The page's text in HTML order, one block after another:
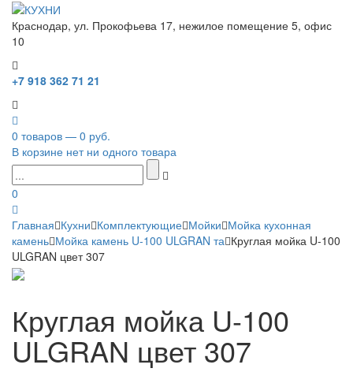
Краснодар, ул. Прокофьева 17, нежилое помещение 5, офис
10
+7 918 362 71 21
0 товаров — 0 руб.
В корзине нет ни одного товара
0
Главная Кухни Комплектующие Мойки Мойка кухонная
камень Мойка камень U-100 ULGRAN та Круглая мойка U-100
ULGRAN цвет 307
Круглая мойка U-100
ULGRAN цвет 307